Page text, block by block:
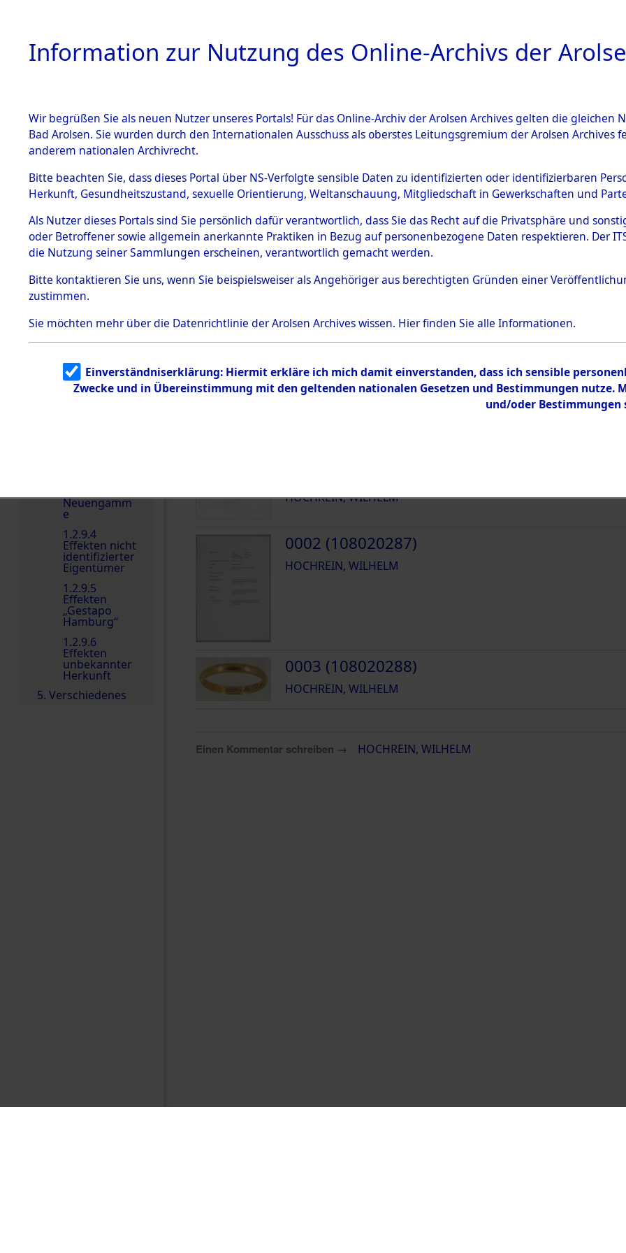
HOME BESTANDSBESCHREIBUNG PERSONENINDEX PERSON
BESTÄNDE
Inhaftierungsdoku
mente
1.2.9 Beim ITS
verwahrte
1.2.9.1
Effekten aus
Dachau
e
1.2.9.2
Effekten aus
Neuengamm
e
1.2.9.4
Effekten nicht
identifizierter
Eigentümer
1.2.9.5
Effekten
„Gestapo
Hamburg“
1.2.9.6
Effekten
unbekannter
Herkunft
5. Verschiedenes
3AktenfürHOCHREIN, WILHELM
HOCHREIN, WILHELM
geb. 27. Oktober 1914
Land
Deutschland
Familien (oder andere Berechtigte)
HOCHREIN, WILHELM
0002 (108020287)
HOCHREIN, WILHELM
0003 (108020288)
HOCHREIN, WILHELM
Einen Kommentar schreiben → HOCHREIN, WILHELM
Information zur Nutzung des Online-Archivs der
Wir begrüßen Sie als neuen Nutzer unseres Portals! Für das Online-Archiv der Arolsen Archives gelten die
Bad Arolsen. Sie wurden durch den Internationalen Ausschuss als oberstes Leitungsgremium der Arolsen
anderem nationalen Archivrecht.
Bitte beachten Sie, dass dieses Portal über NS-Verfolgte sensible Daten zu identifizierten oder identifizierbaren
Herkunft, Gesundheitszustand, sexuelle Orientierung, Weltanschauung, Mitgliedschaft in Gewerkschaften und
Als Nutzer dieses Portals sind Sie persönlich dafür verantwortlich, dass Sie das Recht auf die Privatsphäre und
oder Betroffener sowie allgemein anerkannte Praktiken in Bezug auf personenbezogene Daten respektieren. Der
die Nutzung seiner Sammlungen erscheinen, verantwortlich gemacht werden.
Bitte kontaktieren Sie uns, wenn Sie beispielsweiser als Angehöriger aus berechtigten Gründen einer
zustimmen.
Sie möchten mehr über die Datenrichtlinie der Arolsen Archives wissen. Hierfinden Sie alle Informationen.
Einverständniserklärung: Hiermit erkläre ich mich damit einverstanden, dass ich sensible
Zwecke und in Übereinstimmung mit den geltenden nationalen Gesetzen und Bestimmungen nutze.
und/oder Bestimmungen